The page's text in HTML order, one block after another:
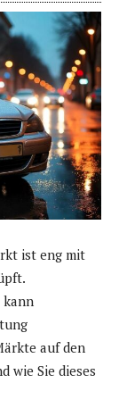
ist eng mit
kann
auf den
wie Sie dieses